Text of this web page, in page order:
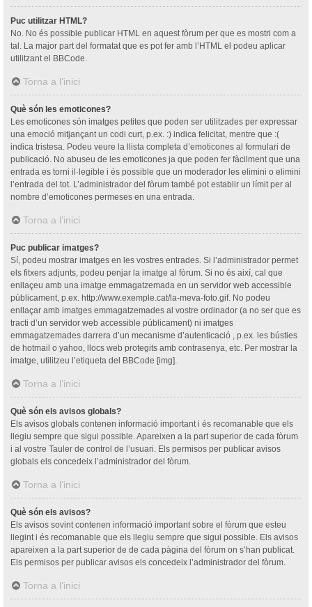
Puc utilitzar HTML?
No. No és possible publicar HTML en aquest fòrum per que es mostri com a
tal. La major part del formatat que es pot fer amb l’HTML el podeu aplicar
utilitzant el BBCode.
Torna a l’inici
Què són les emoticones?
Les emoticones són imatges petites que poden ser utilitzades per expressar
una emoció mitjançant un codi curt, p.ex. :) indica felicitat, mentre que :(
indica tristesa. Podeu veure la llista completa d’emoticones al formulari de
publicació. No abuseu de les emoticones ja que poden fer fàcilment que una
entrada es torni il·legible i és possible que un moderador les elimini o elimini
l’entrada del tot. L’administrador del fòrum també pot establir un límit per al
nombre d’emoticones permeses en una entrada.
Torna a l’inici
Puc publicar imatges?
Sí, podeu mostrar imatges en les vostres entrades. Si l’administrador permet
els fitxers adjunts, podeu penjar la imatge al fòrum. Si no és així, cal que
enllaçeu amb una imatge emmagatzemada en un servidor web accessible
públicament, p.ex. http://www.exemple.cat/la-meva-foto.gif. No podeu
enllaçar amb imatges emmagatzemades al vostre ordinador (a no ser que es
tracti d’un servidor web accessible públicament) ni imatges
emmagatzemades darrera d’un mecanisme d’autenticació , p.ex. les bústies
de hotmail o yahoo, llocs web protegits amb contrasenya, etc. Per mostrar la
imatge, utilitzeu l’etiqueta del BBCode [img].
Torna a l’inici
Què són els avisos globals?
Els avisos globals contenen informació important i és recomanable que els
llegiu sempre que sigui possible. Apareixen a la part superior de cada fòrum
i al vostre Tauler de control de l’usuari. Els permisos per publicar avisos
globals els concedeix l’administrador del fòrum.
Torna a l’inici
Què són els avisos?
Els avisos sovint contenen informació important sobre el fòrum que esteu
llegint i és recomanable que els llegiu sempre que sigui possible. Els avisos
apareixen a la part superior de de cada pàgina del fòrum on s’han publicat.
Els permisos per publicar avisos els concedeix l’administrador del fòrum.
Torna a l’inici